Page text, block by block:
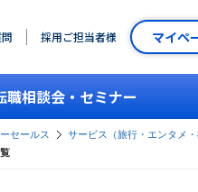
採用ご担当者様 マイペ
職相談会・セミナー
セールス
サービス（旅行・エンタメ・